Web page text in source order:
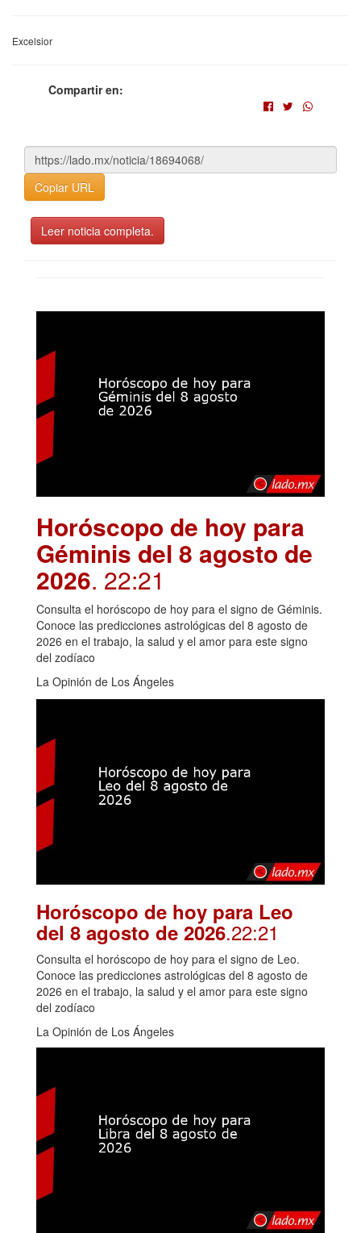
Excelsior
Compartir en:
Copiar URL
Leer noticia completa.
Horóscopo de hoy para
Géminis del 8 agosto de
2026. 22:21
Consulta el horóscopo de hoy para el signo de Géminis.
Conoce las predicciones astrológicas del 8 agosto de
2026 en el trabajo, la salud y el amor para este signo
del zodíaco
La Opinión de Los Ángeles
Horóscopo de hoy para Leo
del 8 agosto de 2026.22:21
Consulta el horóscopo de hoy para el signo de Leo.
Conoce las predicciones astrológicas del 8 agosto de
2026 en el trabajo, la salud y el amor para este signo
del zodíaco
La Opinión de Los Ángeles